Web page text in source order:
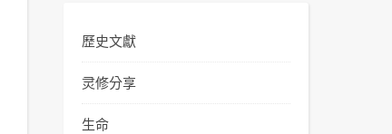
歷史文獻
灵修分享
生命